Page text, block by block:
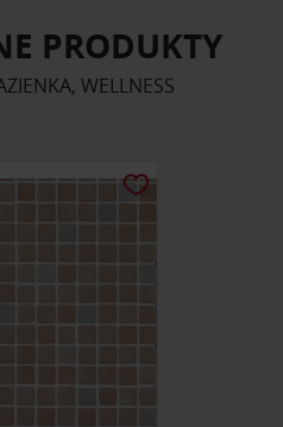
PRODUKTY
WELLNESS